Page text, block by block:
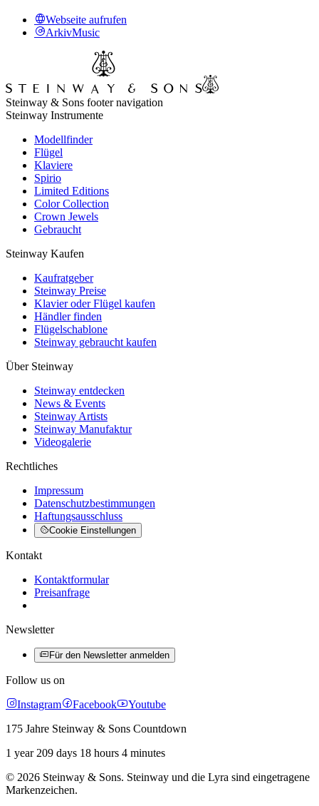
Webseite aufrufen
ArkivMusic
Steinway & Sons footer navigation
Steinway Instrumente
Modellfinder
Flügel
Klaviere
Spirio
Limited Editions
Color Collection
Crown Jewels
Gebraucht
Steinway Kaufen
Kaufratgeber
Steinway Preise
Klavier oder Flügel kaufen
Händler finden
Flügelschablone
Steinway gebraucht kaufen
Über Steinway
Steinway entdecken
News & Events
Steinway Artists
Steinway Manufaktur
Videogalerie
Rechtliches
Impressum
Datenschutzbestimmungen
Haftungsausschluss
Cookie Einstellungen
Kontakt
Kontaktformular
Preisanfrage
Newsletter
Für den Newsletter anmelden
Follow us on
Instagram
Facebook
Youtube
175 Jahre Steinway & Sons Countdown
1 year 209 days 18 hours 4 minutes
© 2026 Steinway & Sons. Steinway und die Lyra sind eingetragene
Markenzeichen.